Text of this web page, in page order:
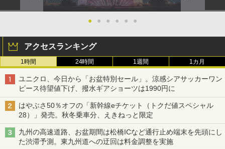
● ● ● ● ● ●
アクセスランキング
1時間 24時間 1週間 1カ月
ユニクロ、今日から「お盆特別セール」。涼感シアサッカーワン
ピース待望値下げ、撥水ギアショーツは1990円に
はやぶさ50％オフの「新幹線eチケット（トクだ値スペシャル
28）」発売。秋冬乗車分、えきねっと限定
九州の高速道路、お盆期間は松橋ICなど通行止め端末を先頭にし
た渋滞予測。東九州道への迂回は料金調整を実施